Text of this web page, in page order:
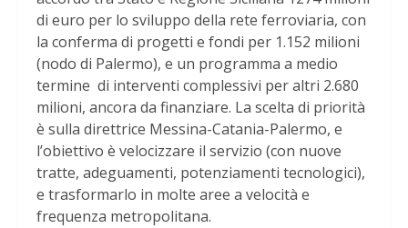
di euro per lo sviluppo della rete ferroviaria, con
la conferma di progetti e fondi per 1.152 milioni
(nodo di Palermo), e un programma a medio
termine di interventi complessivi per altri 2.680
milioni, ancora da finanziare. La scelta di priorità
è sulla direttrice Messina-Catania-Palermo, e
l’obiettivo è velocizzare il servizio (con nuove
tratte, adeguamenti, potenziamenti tecnologici),
e trasformarlo in molte aree a velocità e
frequenza metropolitana.